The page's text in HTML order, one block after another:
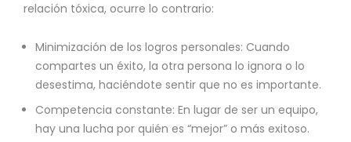
relación tóxica, ocurre lo contrario:
Minimización de los logros personales: Cuando
compartes un éxito, la otra persona lo ignora o lo
desestima, haciéndote sentir que no es importante.
Competencia constante: En lugar de ser un equipo,
hay una lucha por quién es “mejor” o más exitoso.